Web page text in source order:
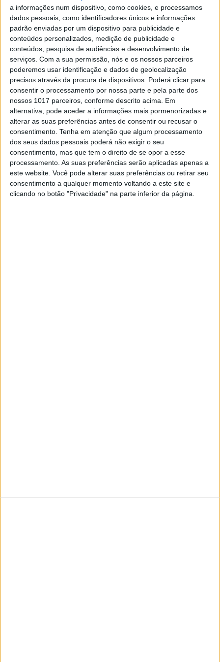
a informações num dispositivo, como cookies, e processamos
dados pessoais, como identificadores únicos e informações
padrão enviadas por um dispositivo para publicidade e
conteúdos personalizados, medição de publicidade e
conteúdos, pesquisa de audiências e desenvolvimento de
serviços. Com a sua permissão, nós e os nossos parceiros
poderemos usar identificação e dados de geolocalização
precisos através da procura de dispositivos. Poderá clicar para
consentir o processamento por nossa parte e pela parte dos
nossos 1017 parceiros, conforme descrito acima. Em
alternativa, pode aceder a informações mais pormenorizadas e
alterar as suas preferências antes de consentir ou recusar o
consentimento. Tenha em atenção que algum processamento
dos seus dados pessoais poderá não exigir o seu
consentimento, mas que tem o direito de se opor a esse
processamento. As suas preferências serão aplicadas apenas a
este website. Você pode alterar suas preferências ou retirar seu
consentimento a qualquer momento voltando a este site e
clicando no botão "Privacidade" na parte inferior da página.
Quando o dinheiro não chega para garantir um
trabalho independente, faça-se um peditório. A
Wikipedia já anda nisso há anos e o The
Guardian também já segue a mesma onda
Exame Informática
EXAME INFORMÁTICA
Fundador da Wikipedia quer